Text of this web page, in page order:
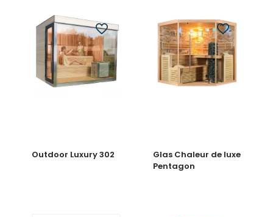
Outdoor Luxury 302
Glas Chaleur de luxe
Pentagon